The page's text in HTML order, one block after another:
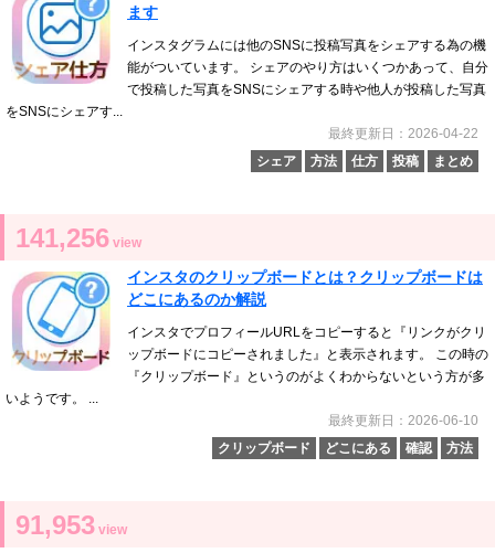
ます
インスタグラムには他のSNSに投稿写真をシェアする為の機
能がついています。 シェアのやり方はいくつかあって、自分
で投稿した写真をSNSにシェアする時や他人が投稿した写真
をSNSにシェアす...
最終更新日：2026-04-22
シェア
方法 仕方 投稿 まとめ
141,256 view
インスタのクリップボードとは？クリップボードは
どこにあるのか解説
インスタでプロフィールURLをコピーすると『リンクがクリ
ップボードにコピーされました』と表示されます。 この時の
『クリップボード』というのがよくわからないという方が多
いようです。 ...
最終更新日：2026-06-10
クリップボード
どこにある 確認 方法
91,953 view